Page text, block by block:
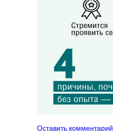
Оставить комментарий